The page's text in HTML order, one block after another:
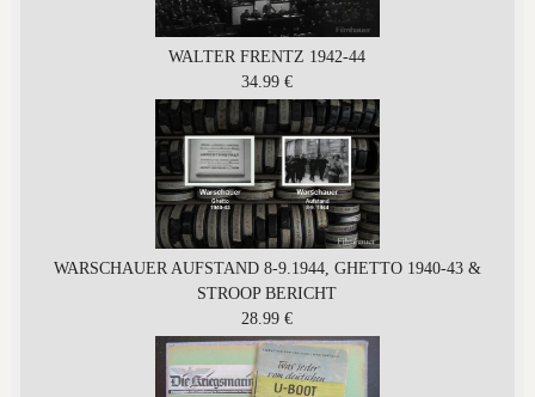
WALTER FRENTZ 1942-44
34.99 €
WARSCHAUER AUFSTAND 8-9.1944, GHETTO 1940-43 &
STROOP BERICHT
28.99 €